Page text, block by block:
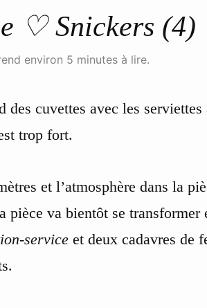
♡ Snickers (4)
environ 5 minutes à lire.
des cuvettes avec les
trop fort.
et l’atmosphère dans la
pièce va bientôt se transformer
service et deux cadavres de